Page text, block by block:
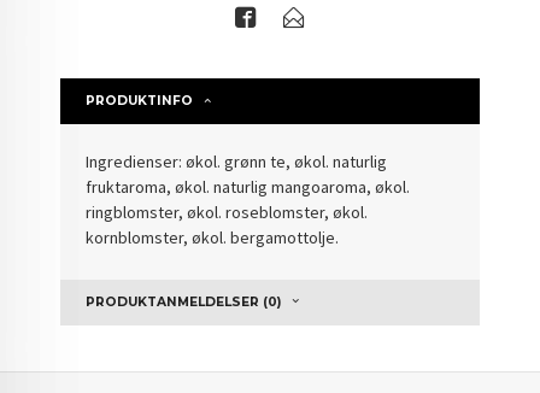
PRODUKTINFO
Ingredienser: økol. grønn te, økol. naturlig
fruktaroma, økol. naturlig mangoaroma, økol.
ringblomster, økol. roseblomster, økol.
kornblomster, økol. bergamottolje.
PRODUKTANMELDELSER (0)